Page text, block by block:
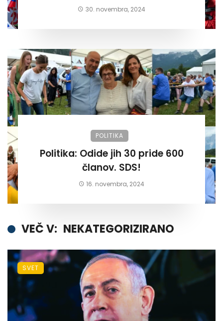
30. novembra, 2024
POLITIKA
Politika: Odide jih 30 pride 600
članov. SDS!
16. novembra, 2024
VEČ V: NEKATEGORIZIRANO
SVET